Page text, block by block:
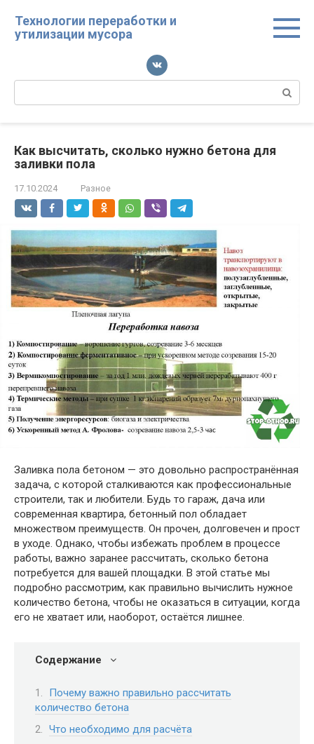
контенту
Технологии переработки и
утилизации мусора
Поиск:
Как высчитать, сколько нужно бетона для
заливки пола
17.10.2024 Разное
Заливка пола бетоном — это довольно распространённая
задача, с которой сталкиваются как профессиональные
строители, так и любители. Будь то гараж, дача или
современная квартира, бетонный пол обладает
множеством преимуществ. Он прочен, долговечен и прост
в уходе. Однако, чтобы избежать проблем в процессе
работы, важно заранее рассчитать, сколько бетона
потребуется для вашей площадки. В этой статье мы
подробно рассмотрим, как правильно вычислить нужное
количество бетона, чтобы не оказаться в ситуации, когда
его не хватает или, наоборот, остаётся лишнее.
Содержание
Почему важно правильно рассчитать
количество бетона
Что необходимо для расчёта